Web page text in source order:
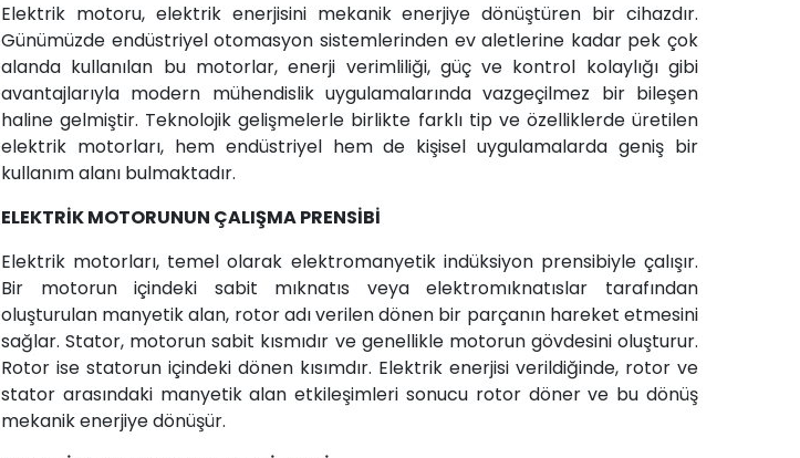
Elektrik motoru, elektrik enerjisini mekanik enerjiye dönüştüren bir cihazdır.
Günümüzde endüstriyel otomasyon sistemlerinden ev aletlerine kadar pek çok
alanda kullanılan bu motorlar, enerji verimliliği, güç ve kontrol kolaylığı gibi
avantajlarıyla modern mühendislik uygulamalarında vazgeçilmez bir bileşen
haline gelmiştir. Teknolojik gelişmelerle birlikte farklı tip ve özelliklerde üretilen
elektrik motorları, hem endüstriyel hem de kişisel uygulamalarda geniş bir
kullanım alanı bulmaktadır.
ELEKTRİK MOTORUNUN ÇALIŞMA PRENSİBİ
Elektrik motorları, temel olarak elektromanyetik indüksiyon prensibiyle çalışır.
Bir motorun içindeki sabit mıknatıs veya elektromıknatıslar tarafından
oluşturulan manyetik alan, rotor adı verilen dönen bir parçanın hareket etmesini
sağlar. Stator, motorun sabit kısmıdır ve genellikle motorun gövdesini oluşturur.
Rotor ise statorun içindeki dönen kısımdır. Elektrik enerjisi verildiğinde, rotor ve
stator arasındaki manyetik alan etkileşimleri sonucu rotor döner ve bu dönüş
mekanik enerjiye dönüşür.